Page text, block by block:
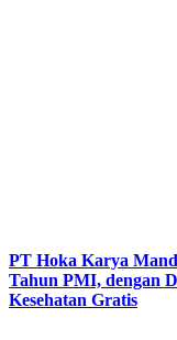
PT Hoka Karya
Tahun PMI, dengan
Kesehatan Gratis